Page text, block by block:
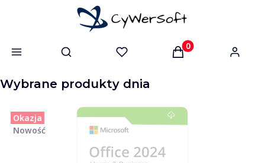
Otwórz wyszukiwarkę Produkty w
Wybrane produkty dnia
Okazja
Nowość